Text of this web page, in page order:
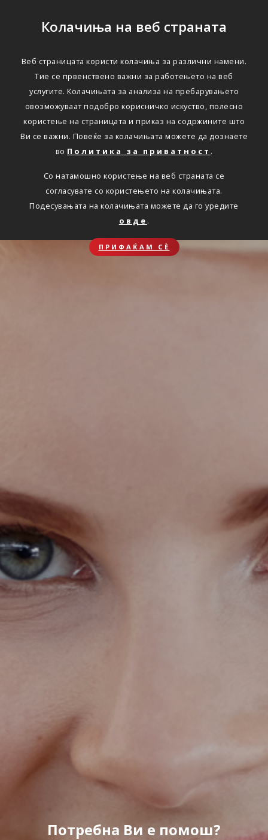
Колачиња на веб страната
Веб страницата користи колачиња за различни намени.
Тие се првенствено важни за работењето на веб
услугите. Колачињата за анализа на пребарувањето
овозможуваат подобро корисничко искуство, полесно
користење на страницата и приказ на содржините што
Ви се важни. Повеќе за колачињата можете да дознаете
во Политика за приватност .
Со натамошно користење на веб страната се
согласувате со користењето на колачињата.
Подесувањата на колачињата можете да го уредите
овде .
ПРИФАЌАМ СЀ
Потребна Ви е помош?